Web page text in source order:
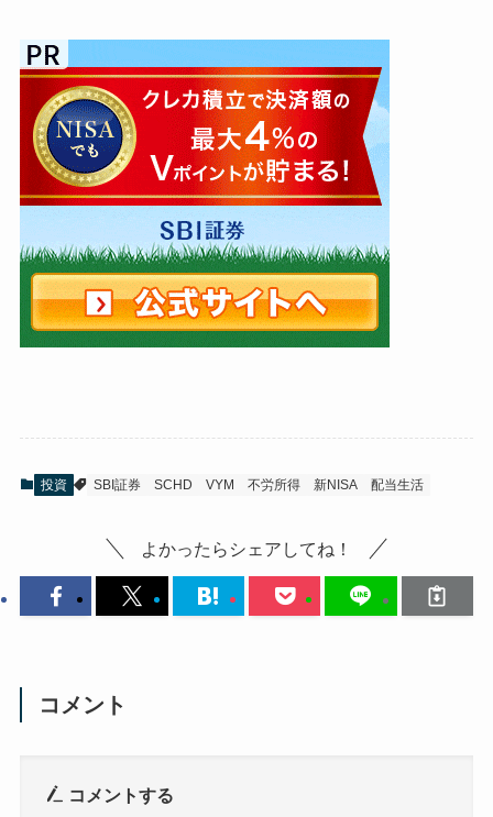
投資 SBI証券 SCHD VYM 不労所得 新NISA 配当生活
よかったらシェアしてね！
コメント
コメントする